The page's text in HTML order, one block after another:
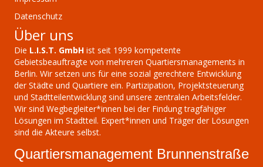
Datenschutz
Über uns
Die L.I.S.T. GmbH ist seit 1999 kompetente
Gebietsbeauftragte von mehreren Quartiersmanagements in
Berlin. Wir setzen uns für eine sozial gerechtere Entwicklung
der Städte und Quartiere ein. Partizipation, Projektsteuerung
und Stadtteilentwicklung sind unsere zentralen Arbeitsfelder.
Wir sind Wegbegleiter*innen bei der Findung tragfähiger
Lösungen im Stadtteil. Expert*innen und Träger der Lösungen
sind die Akteure selbst.
Quartiersmanagement Brunnenstraße